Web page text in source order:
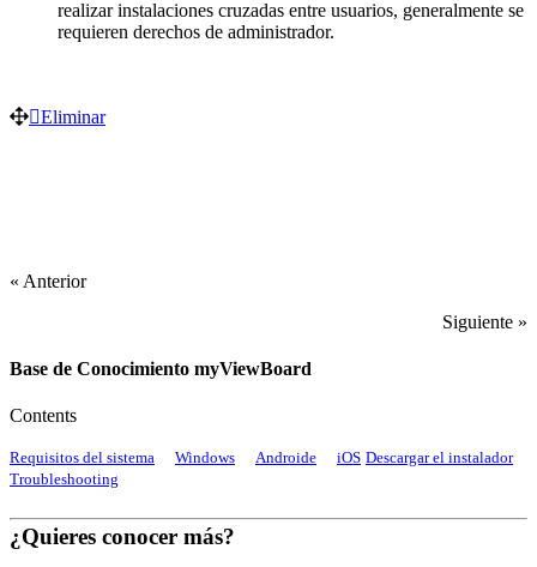
realizar instalaciones cruzadas entre usuarios, generalmente se
requieren derechos de administrador.
Eliminar
« Anterior
Siguiente »
Base de Conocimiento myViewBoard
Contents
Requisitos del sistema Windows Androide iOS Descargar el instalador
Troubleshooting
¿Quieres conocer más?